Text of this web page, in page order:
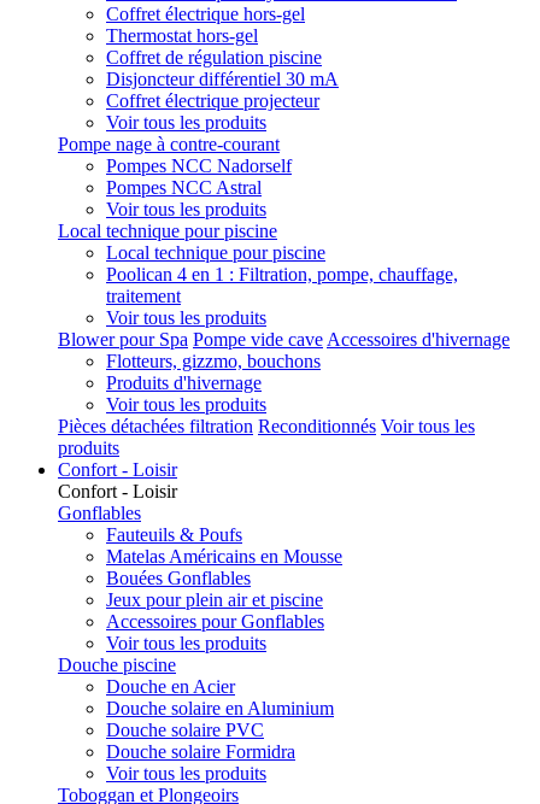
Coffret électrique hors-gel
Thermostat hors-gel
Coffret de régulation piscine
Disjoncteur différentiel 30 mA
Coffret électrique projecteur
Voir tous les produits
Pompe nage à contre-courant
Pompes NCC Nadorself
Pompes NCC Astral
Voir tous les produits
Local technique pour piscine
Local technique pour piscine
Poolican 4 en 1 : Filtration, pompe, chauffage,
traitement
Voir tous les produits
Blower pour Spa Pompe vide cave Accessoires d'hivernage
Flotteurs, gizzmo, bouchons
Produits d'hivernage
Voir tous les produits
Pièces détachées filtration Reconditionnés Voir tous les
produits
Confort - Loisir
Confort - Loisir
Gonflables
Fauteuils & Poufs
Matelas Américains en Mousse
Bouées Gonflables
Jeux pour plein air et piscine
Accessoires pour Gonflables
Voir tous les produits
Douche piscine
Douche en Acier
Douche solaire en Aluminium
Douche solaire PVC
Douche solaire Formidra
Voir tous les produits
Toboggan et Plongeoirs